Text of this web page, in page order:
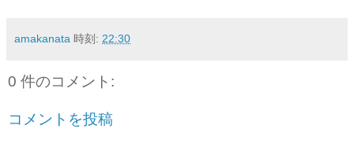
amakanata 時刻: 22:30
0 件のコメント:
コメントを投稿